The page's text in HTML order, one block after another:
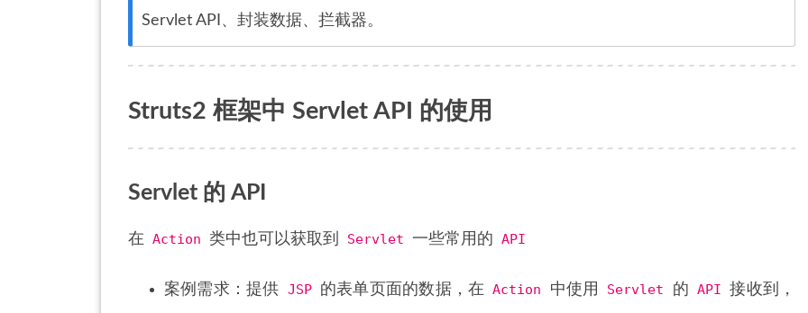
Servlet API、封装数据、拦截器。
Struts2 框架中 Servlet API 的使用
Servlet 的 API
在 Action 类中也可以获取到 Servlet 一些常用的 API
案例需求：提供 JSP 的表单页面的数据，在 Action 中使用 Servlet 的 API 接收到，